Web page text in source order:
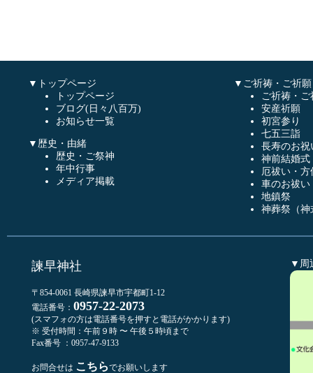
▼トップページ
トップページ
ブログ(日々八百万)
お知らせ一覧
▼歴史・由緒
歴史・ご祭神
年中行事
メディア掲載
▼ご祈祷・ご祈願
ご祈祷・ご
安産祈願
初宮参り
七五三詣
長寿のお祝
神前結婚式
厄祓い・方
車のお祓い
地鎮祭
神葬祭（神
諫早神社
〒854-0061 長崎県諫早市宇都町1-12
電話番号： 0957-22-2073
(スマフォの方は電話番号を押すと電話がかかります)
※ 受付時間：午前９時 〜 午後５時頃まで
Fax番号 ：0957-47-9133
お問合せは こちらでお願いします
▼周